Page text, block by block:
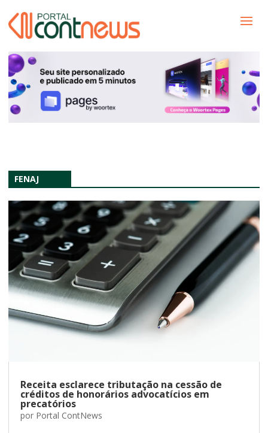
FENAJ
Receita esclarece tributação na cessão de
créditos de honorários advocatícios em
precatórios
por Portal ContNews